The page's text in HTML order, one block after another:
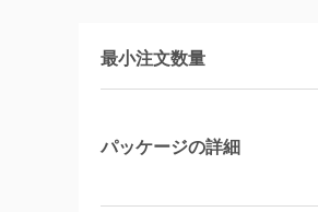
最小注文数量
パッケージの詳細